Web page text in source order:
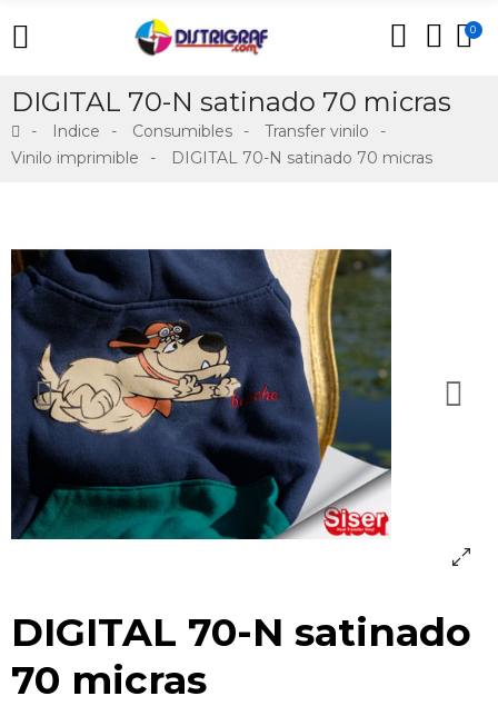
0
DIGITAL 70-N satinado 70 micras
Indice Consumibles
Transfer vinilo
Vinilo imprimible
DIGITAL 70-N satinado 70 micras
DIGITAL 70-N satinado
70 micras